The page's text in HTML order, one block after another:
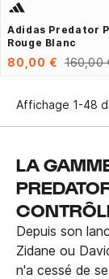
Adidas Predator
Rouge Blanc
80,00 € 160,00
Affichage 1-48
LA
Depuis son
Zidane ou
n'a cessé de